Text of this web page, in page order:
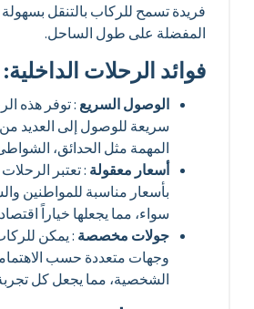
فريدة تسمح للركاب بالتنقل بسهولة
المفضلة على طول الساحل.
فوائد الرحلات الداخلية:
الوصول السريع: توفر هذه
سريعة للوصول إلى العديد من
المهمة مثل الحدائق،
أسعار معقولة: تعتبر الرحلات
بأسعار مناسبة للمواطنين
سواء، مما يجعلها خياراً
جولات مخصصة: يمكن للركاب
وجهات متعددة حسب
الشخصية، مما يجعل كل تجربة